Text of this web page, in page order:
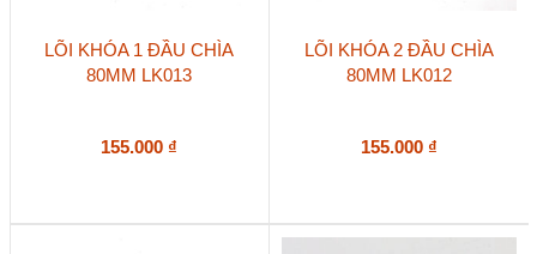
LÕI KHÓA 1 ĐẦU CHÌA
80MM LK013
155.000 ₫
LÕI KHÓA 2 ĐẦU CHÌA
80MM LK012
155.000 ₫